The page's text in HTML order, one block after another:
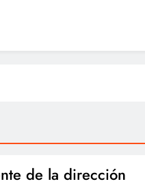
de la dirección